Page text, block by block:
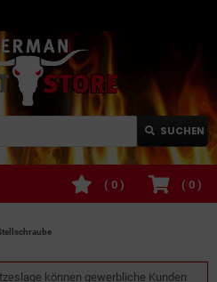
SUCHEN
( 0 )
( 0 )
können gewerbliche Kunden